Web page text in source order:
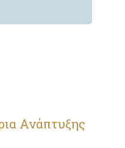
Ανάπτυξης